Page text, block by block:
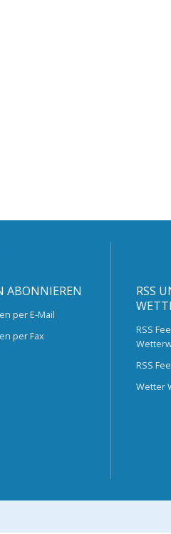
ABONNIEREN
per E-Mail
per Fax
RSS
RSS
RSS
Wetter